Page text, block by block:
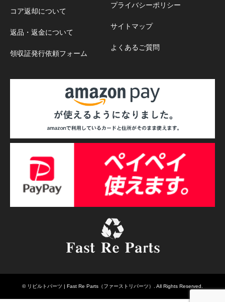
コア返却について
返品・返金について
領収証発行依頼フォーム
プライバシーポリシー
サイトマップ
よくあるご質問
© リビルトパーツ | Fast Re Parts（ファーストリパーツ） . All Rights Reserved.